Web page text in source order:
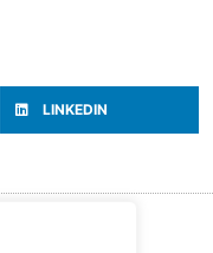
LINKEDIN